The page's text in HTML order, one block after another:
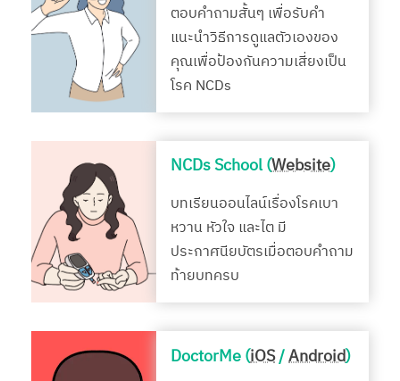
ตอบคำถามสั้นๆ เพื่อรับคำ
แนะนำวิธีการดูแลตัวเองของ
คุณเพื่อป้องกันความเสี่ยงเป็น
โรค NCDs
NCDs School (Website)
บทเรียนออนไลน์เรื่องโรคเบา
หวาน หัวใจ และไต มี
ประกาศนียบัตรเมื่อตอบคำถาม
ท้ายบทครบ
DoctorMe (iOS/Android)